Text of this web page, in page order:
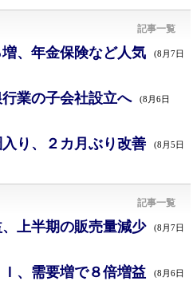
記事一覧
増、年金保険など人気 (8月7日
業の子会社設立へ (8月6日
り、２カ月ぶり改善 (8月5日
記事一覧
上半期の販売量減少 (8月7日
、需要増で８倍増益 (8月6日